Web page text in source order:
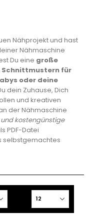
Nähprojekt und hast
Nähmaschine
Du eine große
Schnittmustern für
oder deine
dein Zuhause, Dich
und kreativen
der Nähmaschine
kostengünstige
PDF-Datei
selbstgemachtes